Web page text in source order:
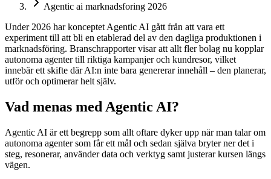
Agentic ai marknadsforing 2026
Under 2026 har konceptet Agentic AI gått från att vara ett
experiment till att bli en etablerad del av den dagliga produktionen i
marknadsföring. Branschrapporter visar att allt fler bolag nu kopplar
autonoma agenter till riktiga kampanjer och kundresor, vilket
innebär ett skifte där AI:n inte bara genererar innehåll – den planerar,
utför och optimerar helt själv.
Vad menas med Agentic AI?
Agentic AI är ett begrepp som allt oftare dyker upp när man talar om
autonoma agenter som får ett mål och sedan själva bryter ner det i
steg, resonerar, använder data och verktyg samt justerar kursen längs
vägen.